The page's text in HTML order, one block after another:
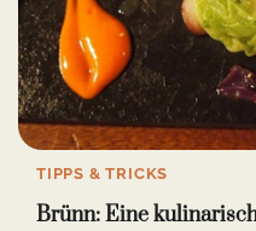
TIPPS & TRICKS
Brünn: Eine